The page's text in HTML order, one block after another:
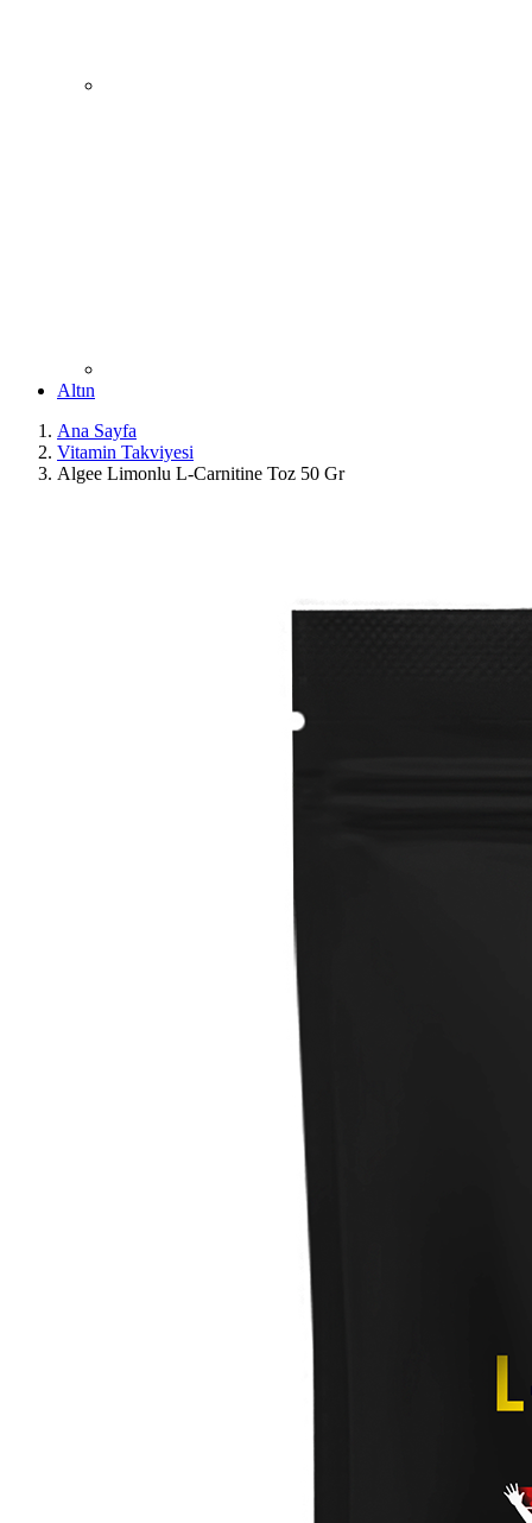
Altın
Ana Sayfa
Vitamin Takviyesi
Algee Limonlu L-Carnitine Toz 50 Gr